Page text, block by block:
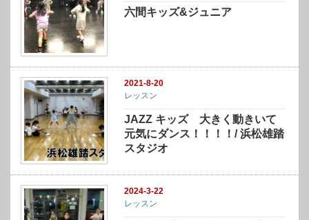
六間キッズ&ジュニア
2021-8-20
レッスン
JAZZ キッズ 大きく動きいて
元気にダンス！！！！/ 浜松雄踏
スタジオ
2024-3-22
レッスン